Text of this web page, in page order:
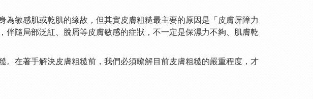
敏感肌或乾肌的緣故，但其實皮膚粗糙最主要的原因是「皮膚屏障力
伴隨局部泛紅、脫屑等皮膚敏感的症狀，不一定是保濕力不夠、肌膚乾
在著手解決皮膚粗糙前，我們必須瞭解目前皮膚粗糙的嚴重程度，才